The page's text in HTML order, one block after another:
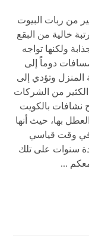
96010068 تهتم الكثير من ربات البيوت
خالية من البقع
ولكنها تواجه
دوماً إلى
المنزل وتؤدي إلى
من الشركات
نشافات بالكويت
بها، حيث أنها
في وقت قياسي
سنوات على تلك
...